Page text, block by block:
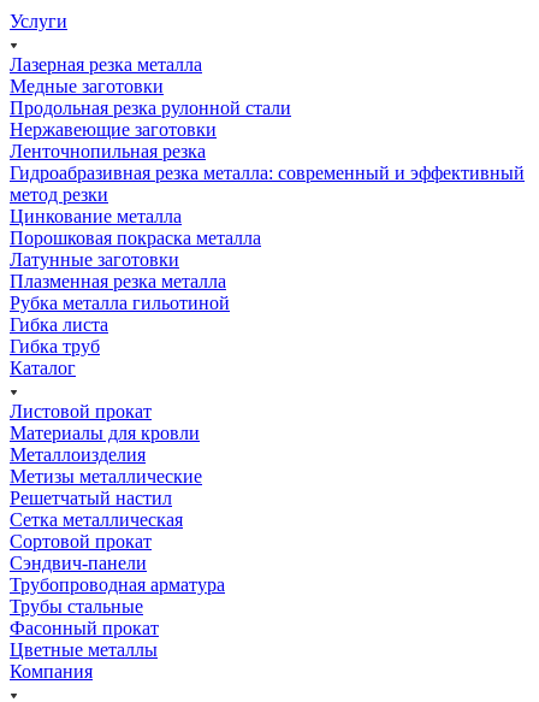
Услуги
Лазерная резка металла
Медные заготовки
Продольная резка рулонной стали
Нержавеющие заготовки
Ленточнопильная резка
Гидроабразивная резка металла: современный и эффективный
метод резки
Цинкование металла
Порошковая покраска металла
Латунные заготовки
Плазменная резка металла
Рубка металла гильотиной
Гибка листа
Гибка труб
Каталог
Листовой прокат
Материалы для кровли
Металлоизделия
Метизы металлические
Решетчатый настил
Сетка металлическая
Сортовой прокат
Сэндвич-панели
Трубопроводная арматура
Трубы стальные
Фасонный прокат
Цветные металлы
Компания